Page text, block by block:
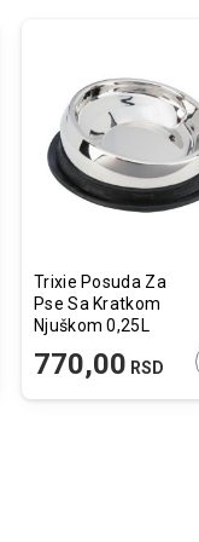
U KORPU
Trixie Posuda Za
Pse Sa Kratkom
Njuškom 0,25L
770,00 RSD